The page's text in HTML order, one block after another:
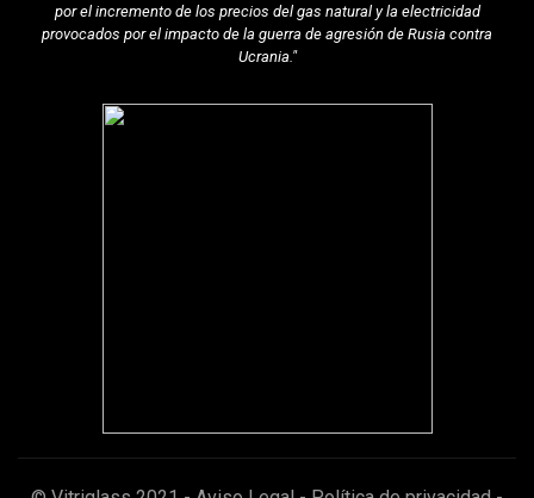
por el incremento de los precios del gas natural y la electricidad
provocados por el impacto de la guerra de agresión de Rusia contra
Ucrania."